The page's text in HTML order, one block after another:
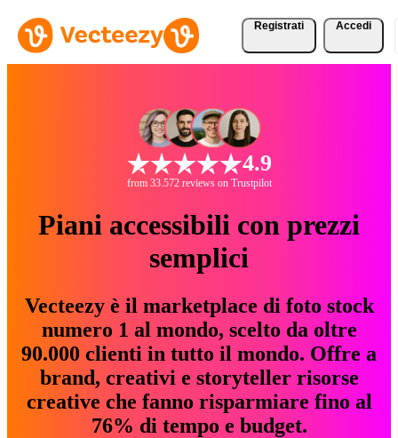
Registrati Accedi
4.9
from 33.572 reviews on Trustpilot
Piani accessibili con prezzi
semplici
Vecteezy è il marketplace di foto stock
numero 1 al mondo, scelto da oltre
90.000 clienti in tutto il mondo. Offre a
brand, creativi e storyteller risorse
creative che fanno risparmiare fino al
76% di tempo e budget.